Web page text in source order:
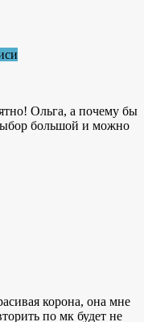
Ольга, а почему бы
большой и можно
корона, она мне
по мк будет не